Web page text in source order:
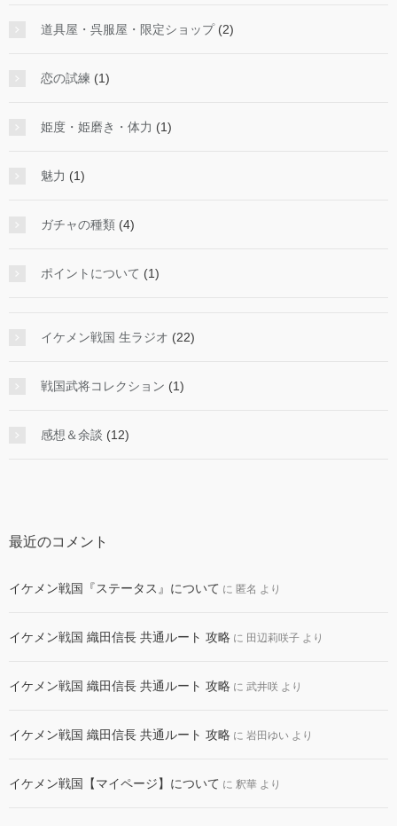
道具屋・呉服屋・限定ショップ(2)
恋の試練 (1)
姫度・姫磨き・体力 (1)
魅力 (1)
ガチャの種類 (4)
ポイントについて (1)
イケメン戦国 生ラジオ (22)
戦国武将コレクション (1)
感想＆余談 (12)
最近のコメント
イケメン戦国『ステータス』について に 匿名 より
イケメン戦国 織田信長 共通ルート 攻略 に 田辺莉咲子 より
イケメン戦国 織田信長 共通ルート 攻略 に 武井咲 より
イケメン戦国 織田信長 共通ルート 攻略 に 岩田ゆい より
イケメン戦国【マイページ】について に 釈華 より